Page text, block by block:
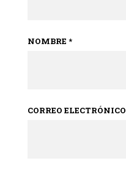
NOMBRE *
CORREO ELECTRÓNICO